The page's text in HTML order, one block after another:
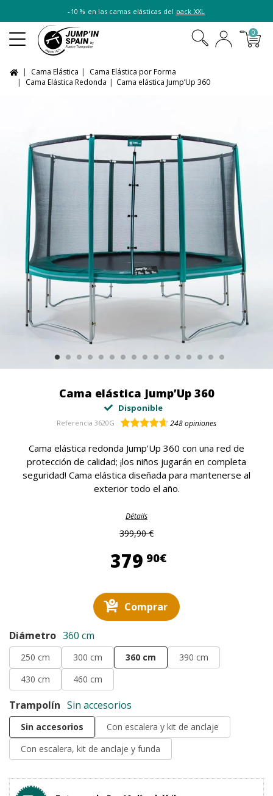
-10 % en las camas elásticas del pack XXL
0
Cama Elástica
Cama Elástica por Forma
Cama Elástica Redonda
Cama elástica Jump’Up 360
Cama elástica Jump’Up 360
Disponible
Referencia 3620G 248opiniones
Cama elástica redonda Jump’Up 360 con una red de
protección de calidad; ¡los niños jugarán en completa
seguridad! Cama elástica diseñada para mantenerse al
exterior todo el año.
Détails
399,90 €
379 90€379,90 €
Comprar
Diámetro 360 cm
250 cm 300 cm 360 cm
390 cm
430 cm
460 cm
Trampolín Sin accesorios
Sin accesorios
Con escalera y kit de anclaje
Con escalera, kit de anclaje y funda